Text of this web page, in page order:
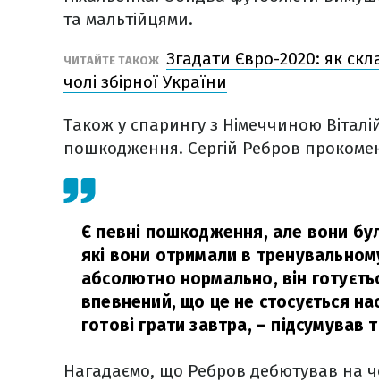
та мальтійцями.
ЧИТАЙТЕ ТАКОЖ Згадати Євро-2020: як
чолі збірної України
Також у спарингу з Німеччиною
пошкодження. Сергій Ребров
Є певні пошкодження, але вони
які вони отримали в
абсолютно нормально, він
впевнений, що це не стосується
готові грати завтра, – підсумував
Нагадаємо, що Ребров дебютував на